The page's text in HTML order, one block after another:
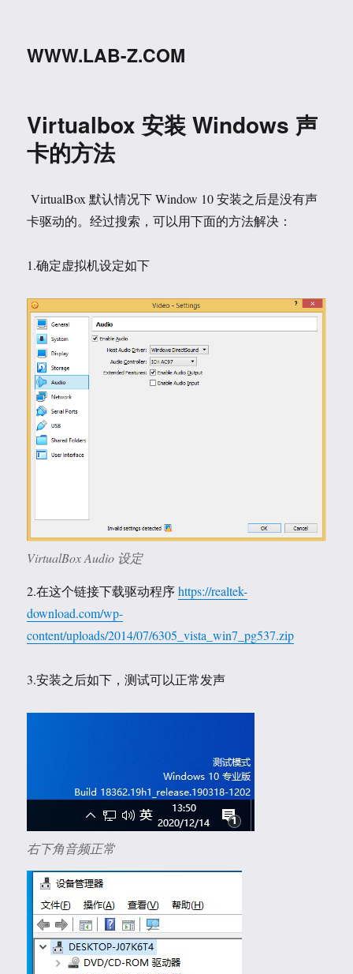
WWW.LAB-Z.COM
Virtualbox 安装 Windows 声
卡的方法
VirtualBox 默认情况下 Window 10 安装之后是没有声
卡驱动的。经过搜索，可以用下面的方法解决：
1.确定虚拟机设定如下
VirtualBox Audio 设定
2.在这个链接下载驱动程序https://realtek-
download.com/wp-
content/uploads/2014/07/6305_vista_win7_pg537.zip
3.安装之后如下，测试可以正常发声
右下角音频正常